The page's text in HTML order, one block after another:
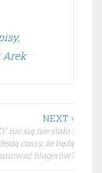
Arek
NEXT ›
nic się nie stało !
czasy, że będą
blogerów?